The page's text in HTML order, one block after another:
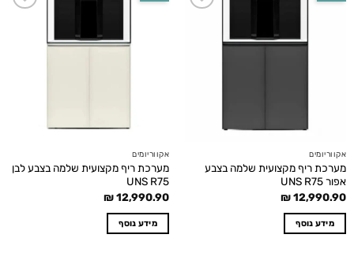
אקווריומים
מערכת ריף מקצועית שלמה בצבע
אפור UNS R75
₪12,990.90
מידע נוסף
אקווריומים
מערכת ריף מקצועית שלמה בצבע לבן
UNS R75
₪12,990.90
מידע נוסף